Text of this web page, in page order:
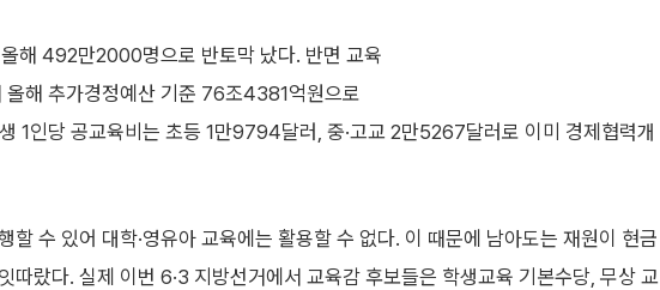
해 492만2000명으로 반토막 났다. 반면 교육
해 추가경정예산 기준 76조4381억원으로
1인당 공교육비는 초등 1만9794달러, 중·고교 2만5267달러로 이미 경제협력개
할 수 있어 대학·영유아 교육에는 활용할 수 없다. 이 때문에 남아도는 재원이 현금
따랐다. 실제 이번 6·3 지방선거에서 교육감 후보들은 학생교육 기본수당, 무상 교